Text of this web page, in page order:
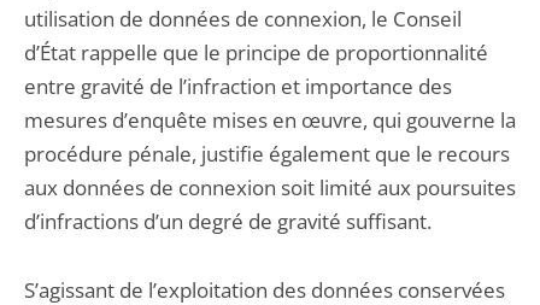
utilisation de données de connexion, le Conseil
d’État rappelle que le principe de proportionnalité
entre gravité de l’infraction et importance des
mesures d’enquête mises en œuvre, qui gouverne la
procédure pénale, justifie également que le recours
aux données de connexion soit limité aux poursuites
d’infractions d’un degré de gravité suffisant.
S’agissant de l’exploitation des données conservées